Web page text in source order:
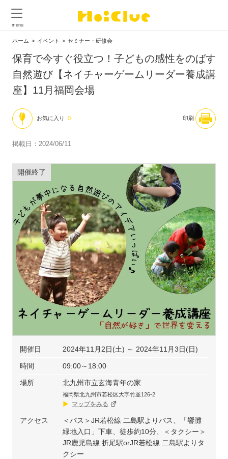
ホーム イベント セミナー・研修会
保育で今すぐ役立つ！子どもの感性をのばす
自然遊び【ネイチャーゲームリーダー養成講
座】11月福岡会場
お気に入り 0 印刷
掲載日：2024/06/11
開催終了
開催日 2024年11月2日(土) ～ 2024年11月3日(日)
時間 09:00～18:00
場所 北九州市立玄海青年の家
福岡県北九州市若松区大字竹並126-2
マップをみる
アクセス
＜バス＞JR若松線 二島駅よりバス、「響灘
緑地入口」下車、徒歩約10分、＜タクシー＞
JR鹿児島線 折尾駅orJR若松線 二島駅よりタ
クシー